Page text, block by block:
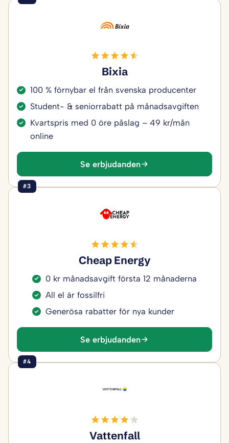
Bixia
100 % förnybar el från svenska producenter
Student- & seniorrabatt på månadsavgiften
Kvartspris med 0 öre påslag – 49 kr/mån
online
Se erbjudanden
#3
Cheap Energy
0 kr månadsavgift första 12 månaderna
All el är fossilfri
Generösa rabatter för nya kunder
Se erbjudanden
#4
Vattenfall